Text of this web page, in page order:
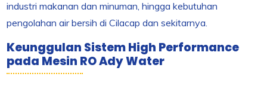
industri makanan dan minuman, hingga kebutuhan
pengolahan air bersih di Cilacap dan sekitarnya.
Keunggulan Sistem High Performance
pada Mesin RO Ady Water